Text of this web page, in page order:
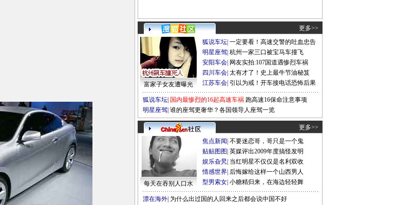
更多>>
富家子女友遭曝光
狐说车坛 一定要看！高速交警的吐血忠告
明星座驾 杭州一家三口被宝马车撞飞
安阳车会 网友实拍:107国道遇惨烈车祸
四川车会 太有才了！史上最牛节油秘笈
江苏车会 引以为戒！开车接电话恐怖后果
狐说车坛 国内最惨烈的16起高速车祸 跑高速16保命注意事项
明星座驾 谁的座驾更奢华？各国领导人座驾一览
更多>>
每天在吞别人口水
焦点新闻 不要迷恋哥，哥只是一个鬼
贴贴图图 英媒评出2009年度搞怪发明
娱乐旮旯 当红明星不仅仅是名利双收
情感世界 后悔嫁给这样一个山西男人
型男索女 小糖精归来，在海边轻轻舞
漂在海外 为什么出过国的人回来之后都会说中国不好